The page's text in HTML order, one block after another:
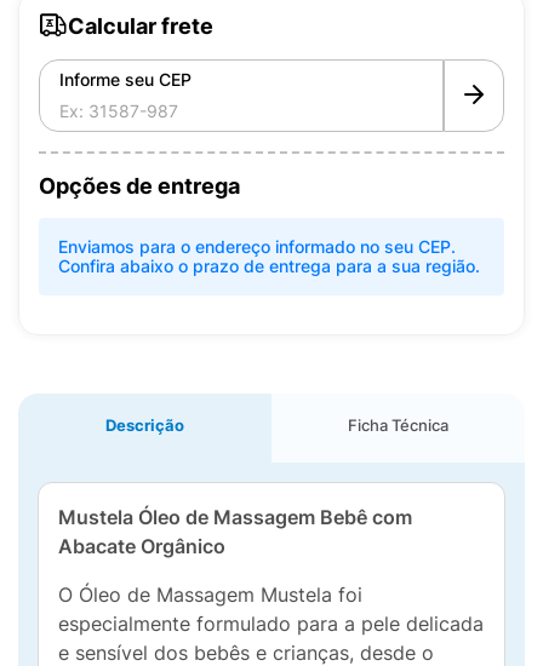
Calcular frete
Informe seu CEP
Opções de entrega
Enviamos para o endereço informado no seu CEP.
Confira abaixo o prazo de entrega para a sua região.
Descrição Ficha Técnica
Mustela Óleo de Massagem Bebê com
Abacate Orgânico
O Óleo de Massagem Mustela foi
especialmente formulado para a pele delicada
e sensível dos bebês e crianças, desde o